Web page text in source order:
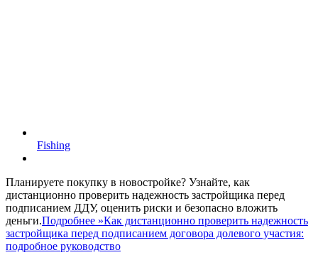
Fishing
Планируете покупку в новостройке? Узнайте, как
дистанционно проверить надежность застройщика перед
подписанием ДДУ, оценить риски и безопасно вложить
деньги.Подробнее »Как дистанционно проверить надежность
застройщика перед подписанием договора долевого участия:
подробное руководство